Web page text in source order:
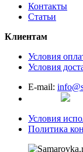
Контакты
Статьи
Клиентам
Условия
Условия
E-mail:
Условия
Политика